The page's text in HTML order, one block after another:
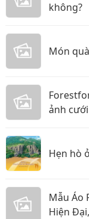
không?
Món
ảnh
Hẹn hò
Mẫu Áo
Hiện